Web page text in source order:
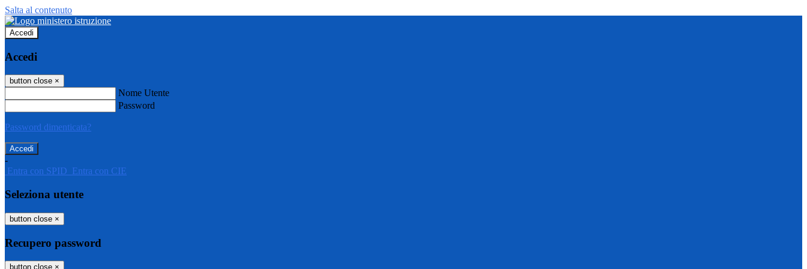
Salta al contenuto
Accedi
Accedi
button close ×
Nome Utente
Password
Password dimenticata?
-
Entra con SPID Entra con CIE
Seleziona utente
button close ×
Recupero password
button close ×